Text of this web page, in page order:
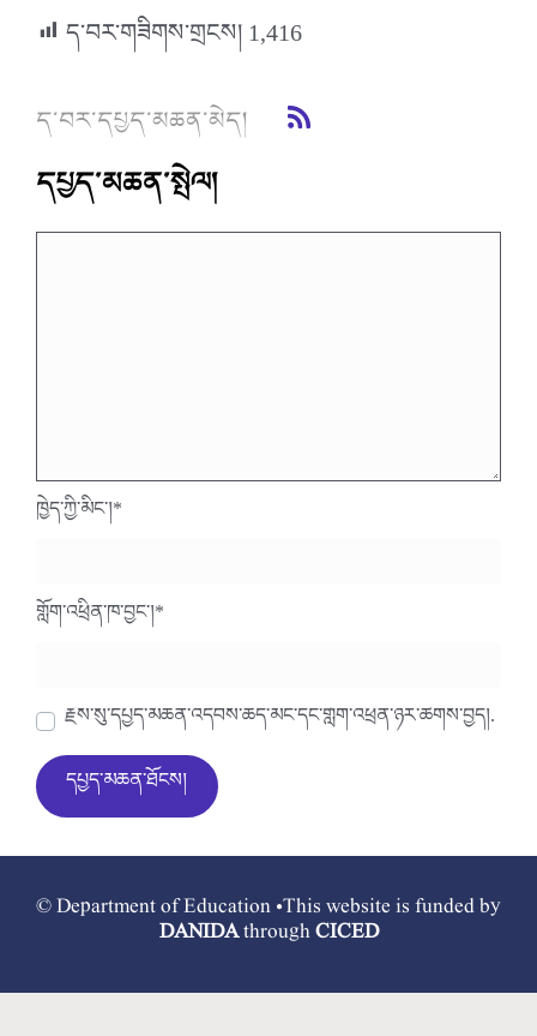
ད་བར་གཟིགས་གྲངས།1,416
ད་བར་དཔྱད་མཆན་མེད།
དཔྱད་མཆན་སྤེལ།
ཁྱེད་ཀྱི་མིང་།*
གློག་འཕྲིན་ཁ་བྱང་།*
རྗེས་སུ་དཔྱད་མཆན་འདེབས་ཆེད་མིང་དང་གློག་འཕྲིན་ཉར་ཚགས་བྱེད།.
© Department of Education •This website is funded by
DANIDAthroughCICED